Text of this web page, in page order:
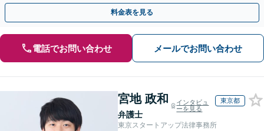
倫相談は初回0円】【全国対応】
料金表を見る
電話でお問い合わせ メールでお問い合わせ
宮地 政和
弁護士
インタビュ
ーを見る
東京都
東京スタートアップ法律事務所